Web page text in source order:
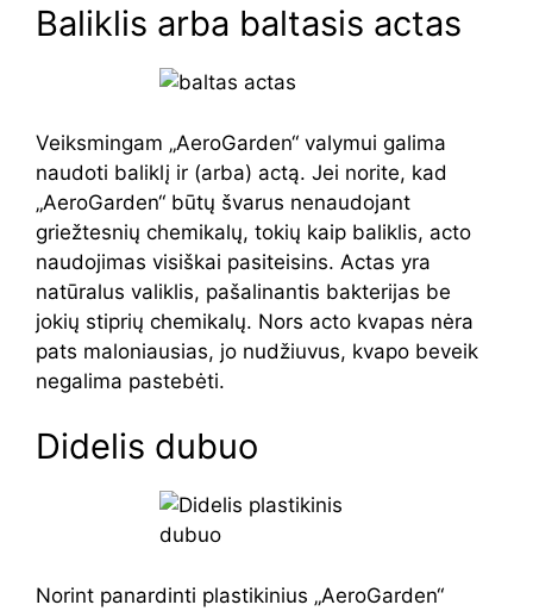
Baliklis arba baltasis actas
Veiksmingam „AeroGarden“ valymui galima
naudoti baliklį ir (arba) actą. Jei norite, kad
„AeroGarden“ būtų švarus nenaudojant
griežtesnių chemikalų, tokių kaip baliklis, acto
naudojimas visiškai pasiteisins. Actas yra
natūralus valiklis, pašalinantis bakterijas be
jokių stiprių chemikalų. Nors acto kvapas nėra
pats maloniausias, jo nudžiuvus, kvapo beveik
negalima pastebėti.
Didelis dubuo
Norint panardinti plastikinius „AeroGarden“